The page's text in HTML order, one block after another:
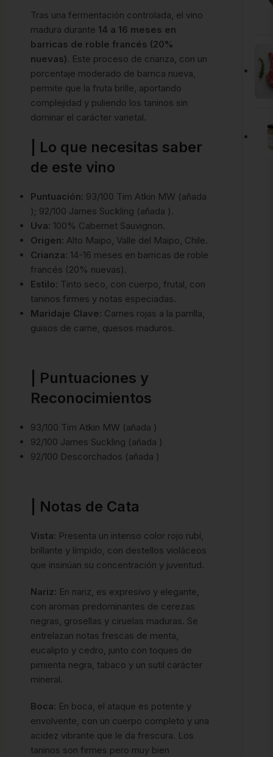
Tras una fermentación controlada, el vino
madura durante 14 a 16 meses en
barricas de roble francés (20%
nuevas). Este proceso de crianza, con un
porcentaje moderado de barrica nueva,
permite que la fruta brille, aportando
complejidad y puliendo los taninos sin
dominar el carácter varietal.
| Lo que necesitas saber
de este vino
Puntuación: 93/100 Tim Atkin MW (añada
); 92/100 James Suckling (añada ).
Uva: 100% Cabernet Sauvignon.
Origen: Alto Maipo, Valle del Maipo, Chile.
Crianza: 14-16 meses en barricas de roble
francés (20% nuevas).
Estilo: Tinto seco, con cuerpo, frutal, con
taninos firmes y notas especiadas.
Maridaje Clave: Carnes rojas a la parrilla,
guisos de carne, quesos maduros.
| Puntuaciones y
Reconocimientos
93/100 Tim Atkin MW (añada )
92/100 James Suckling (añada )
92/100 Descorchados (añada )
| Notas de Cata
Vista: Presenta un intenso color rojo rubí,
brillante y límpido, con destellos violáceos
que insinúan su concentración y juventud.
Nariz: En nariz, es expresivo y elegante,
con aromas predominantes de cerezas
negras, grosellas y ciruelas maduras. Se
entrelazan notas frescas de menta,
eucalipto y cedro, junto con toques de
pimienta negra, tabaco y un sutil carácter
mineral.
Boca: En boca, el ataque es potente y
envolvente, con un cuerpo completo y una
acidez vibrante que le da frescura. Los
taninos son firmes pero muy bien